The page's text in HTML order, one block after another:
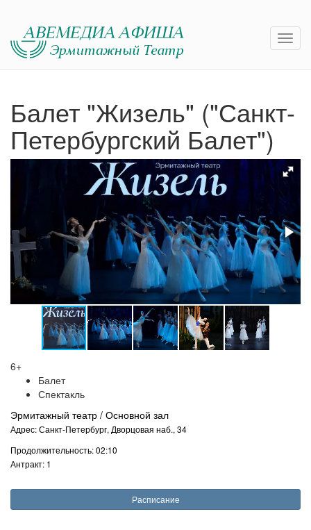
Балет "Жизель" ("Санкт-
Петербургский Балет")
6+
Балет
Спектакль
Эрмитажный театр / Основной зал
Адрес: Санкт-Петербург, Дворцовая наб., 34
Продолжительность: 02:10
Антракт: 1
Расписание